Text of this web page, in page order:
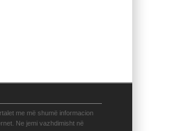
me më shumë informacion
Ne jemi vazhdimisht në